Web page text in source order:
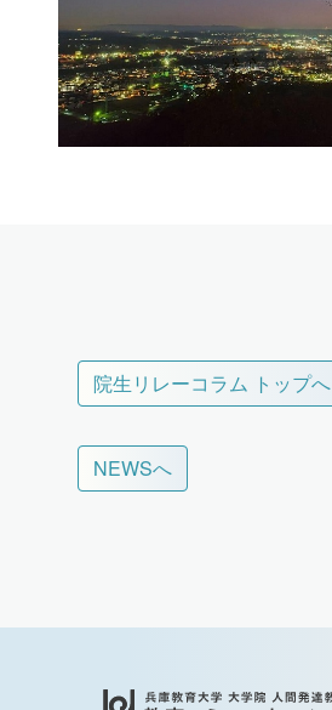
院生リレーコラム トップへ
NEWSへ